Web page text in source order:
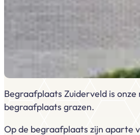
Begraafplaats Zuiderveld is
begraafplaats grazen.
Op de begraafplaats zijn aparte